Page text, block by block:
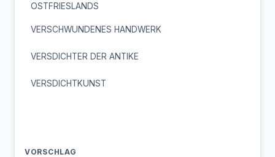
OSTFRIESLANDS
VERSCHWUNDENES HANDWERK
VERSDICHTER DER ANTIKE
VERSDICHTKUNST
VORSCHLAG